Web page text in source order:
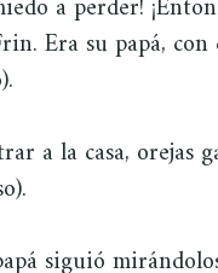
a perder!
Era su papá,
la casa, orejas
siguió